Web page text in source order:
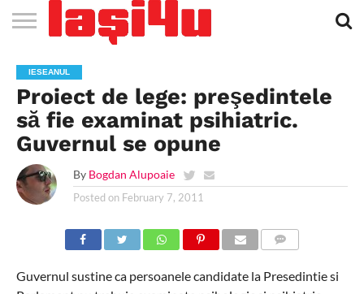
STIRI
APARTAMENTE
NOI IASI
STIRI
IASI
JOBS
IN
IASI
FILME
LA
CINEMA
CLUBURI /
DISCOTECI
BARURI /
CAFENELE
SALI DE
FORTA
SI
FITNESS
SALOANE DE
INFRUMUSETARE
AGENTII
DE
TURISM
IASI
RESTAURANTE
IN IASI
PIZZA
IN
IASI
PISCINA
IN IASI
FLORARII
RADIO
LIVE
IN IASI
SPALATORII
AUTO
TRACTARI
AUTO
TAXI
IN
IASI
CINEMA
TEATRU
HOTELURI
/
PENSIUNI
TEREN
SPORTIV
TEREN
TENIS
IASI
FARMACII
NON
STOP
COFFEE-
TO-GO
FIRME DE
PUBLICITATE
RENT
A
CAR
IESEANUL
Proiect de lege: preşedintele
să fie examinat psihiatric.
Guvernul se opune
By Bogdan Alupoaie
Posted on February 7, 2011
Guvernul sustine ca persoanele candidate la Presedintie si